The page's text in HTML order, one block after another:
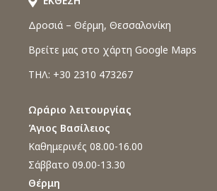
Δροσιά – Θέρμη, Θεσσαλονίκη
Βρείτε μας στο χάρτη Google Maps
ΤΗΛ: +30 2310 473267
Ωράριο λειτουργίας
Άγιος Βασίλειος
Καθημερινές 08.00-16.00
Σάββατο 09.00-13.30
Θέρμη